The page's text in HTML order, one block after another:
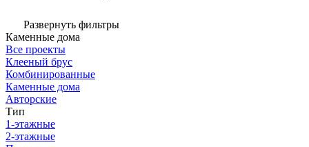
Развернуть фильтры
Каменные дома
Все проекты
Клееный брус
Комбинированные
Каменные дома
Авторские
Тип
1-этажные
2-этажные